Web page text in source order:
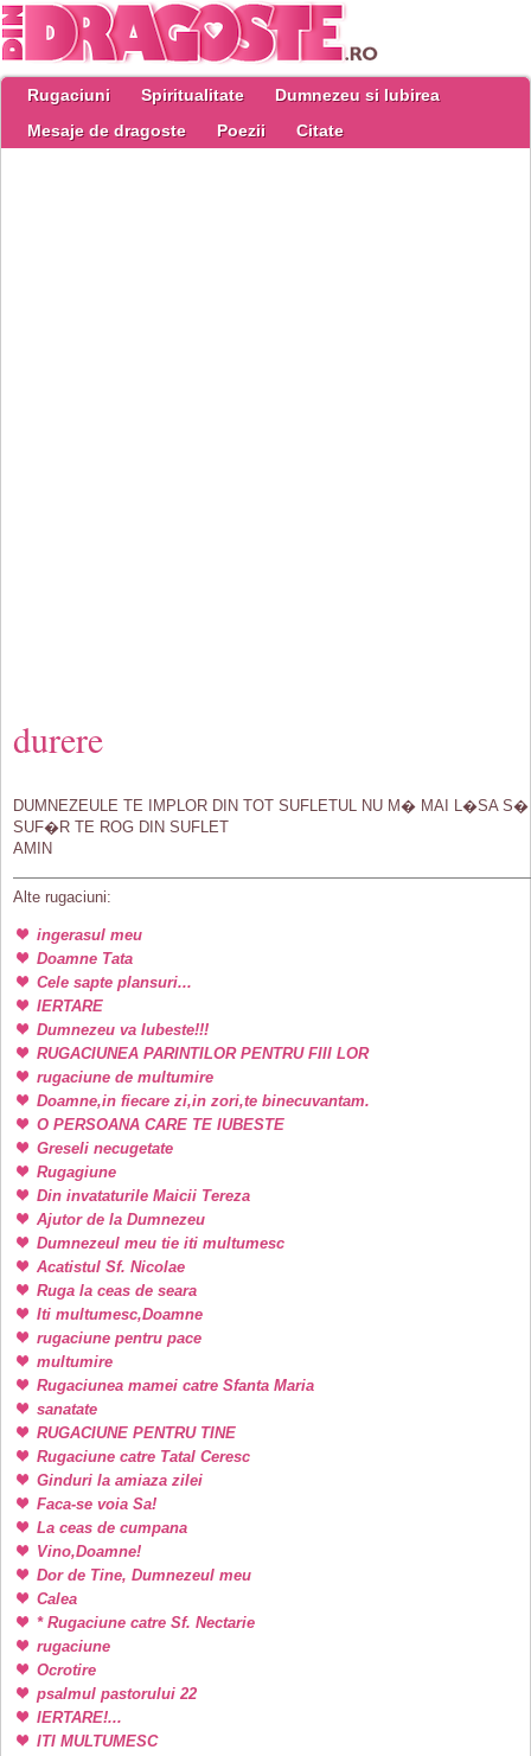
Rugaciuni Spiritualitate
Dumnezeu si Iubirea
Mesaje de dragoste
Poezii Citate
durere
DUMNEZEULE TE IMPLOR DIN TOT SUFLETUL NU M� MAI L�SA S�
SUF�R TE ROG DIN SUFLET
AMIN
Alte rugaciuni:
ingerasul meu
Doamne Tata
Cele sapte plansuri...
IERTARE
Dumnezeu va Iubeste!!!
RUGACIUNEA PARINTILOR PENTRU FIII LOR
rugaciune de multumire
Doamne,in fiecare zi,in zori,te binecuvantam.
O PERSOANA CARE TE IUBESTE
Greseli necugetate
Rugagiune
Din invataturile Maicii Tereza
Ajutor de la Dumnezeu
Dumnezeul meu tie iti multumesc
Acatistul Sf. Nicolae
Ruga la ceas de seara
Iti multumesc,Doamne
rugaciune pentru pace
multumire
Rugaciunea mamei catre Sfanta Maria
sanatate
RUGACIUNE PENTRU TINE
Rugaciune catre Tatal Ceresc
Ginduri la amiaza zilei
Faca-se voia Sa!
La ceas de cumpana
Vino,Doamne!
Dor de Tine, Dumnezeul meu
Calea
* Rugaciune catre Sf. Nectarie
rugaciune
Ocrotire
psalmul pastorului 22
IERTARE!...
ITI MULTUMESC